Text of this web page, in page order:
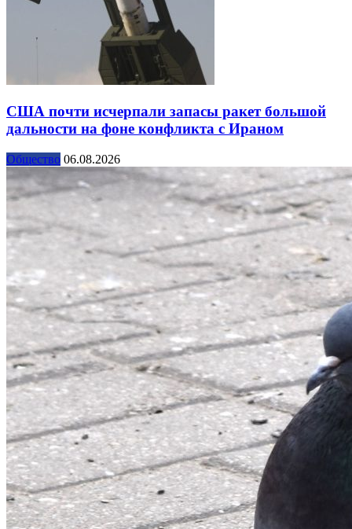
США почти исчерпали запасы ракет большой
дальности на фоне конфликта с Ираном
Общество 06.08.2026